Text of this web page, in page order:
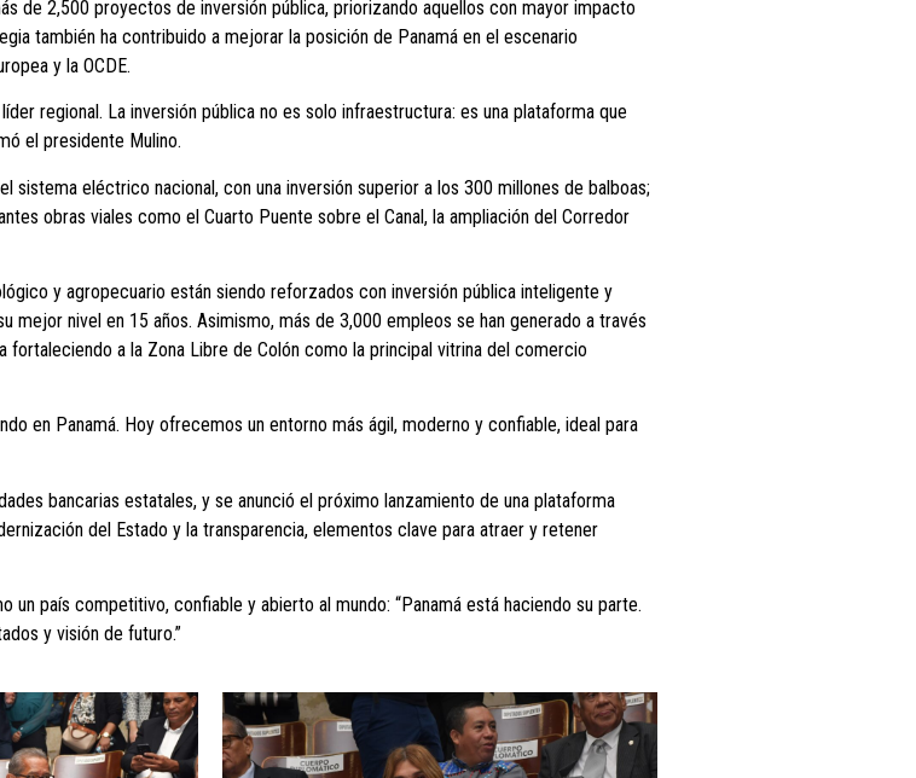
de 2,500 proyectos de inversión pública, priorizando aquellos con mayor impacto
también ha contribuido a mejorar la posición de Panamá en el escenario
y la OCDE.
regional. La inversión pública no es solo infraestructura: es una plataforma que
el presidente Mulino.
eléctrico nacional, con una inversión superior a los 300 millones de balboas;
obras viales como el Cuarto Puente sobre el Canal, la ampliación del Corredor
y agropecuario están siendo reforzados con inversión pública inteligente y
mejor nivel en 15 años. Asimismo, más de 3,000 empleos se han generado a través
a la Zona Libre de Colón como la principal vitrina del comercio
en Panamá. Hoy ofrecemos un entorno más ágil, moderno y confiable, ideal para
bancarias estatales, y se anunció el próximo lanzamiento de una plataforma
del Estado y la transparencia, elementos clave para atraer y retener
país competitivo, confiable y abierto al mundo: “Panamá está haciendo su parte.
y visión de futuro.”